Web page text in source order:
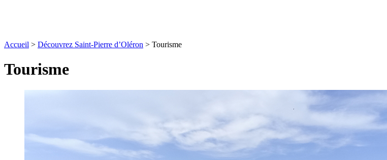
Accueil > Découvrez Saint-Pierre d’Oléron > Tourisme
Tourisme